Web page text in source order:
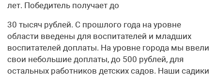
лет. Победитель получает до
30 тысяч рублей. С прошлого года на уровне
области введены для воспитателей и младших
воспитателей доплаты. На уровне города мы ввели
свои небольшие доплаты, до 500 рублей, для
остальных работников детских садов. Наши садики